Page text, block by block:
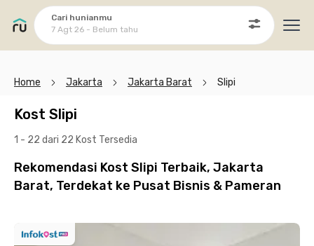
Cari hunianmu
7 Agt 26 - Belum tahu
Home Jakarta Jakarta Barat Slipi
Kost Slipi
1 - 22 dari 22 Kost Tersedia
Rekomendasi Kost Slipi Terbaik, Jakarta
Barat, Terdekat ke Pusat Bisnis & Pameran